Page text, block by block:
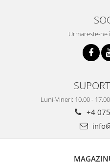
Urmareste-ne
Luni-Vineri: 10.00 -
+4